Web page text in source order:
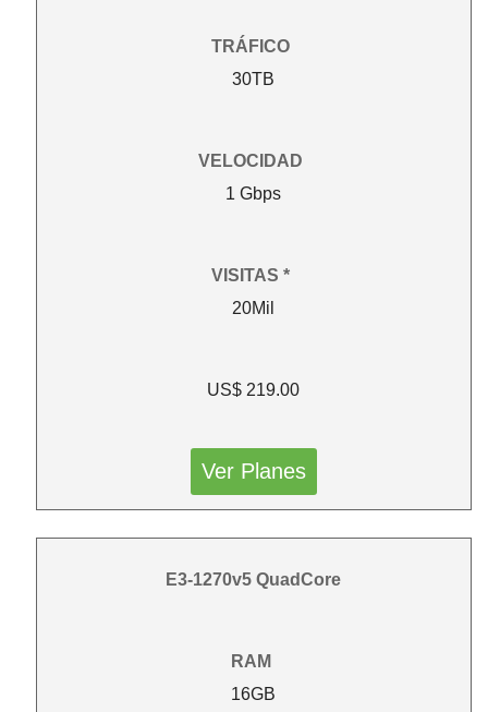
TRÁFICO
30TB
VELOCIDAD
1 Gbps
VISITAS *
20Mil
US$ 219.00
Ver Planes
E3-1270v5 QuadCore
RAM
16GB